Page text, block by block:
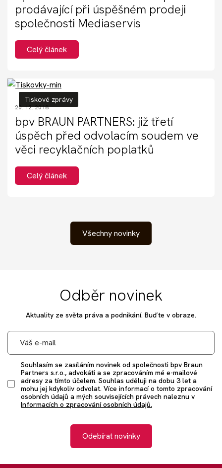
prodávající při úspěšném prodeji
společnosti Mediaservis
Celý článek
Tiskové zprávy
20. 12. 2018
bpv BRAUN PARTNERS: již třetí
úspěch před odvolacím soudem ve
věci recyklačních poplatků
Celý článek
Všechny novinky
Odběr novinek
Aktuality ze světa práva a podnikání. Buďte v obraze.
Souhlasím se zasíláním novinek od společnosti bpv Braun
Partners s.r.o., advokáti a se zpracováním mé e-mailové
adresy za tímto účelem. Souhlas uděluji na dobu 3 let a
mohu jej kdykoliv odvolat. Více informací o tomto zpracování
osobních údajů a mých souvisejících právech naleznu v
Informacích o zpracování osobních údajů.
Odebírat novinky